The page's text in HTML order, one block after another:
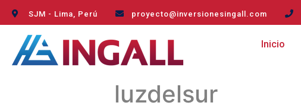
SJM - Lima, Perú proyecto@inversionesingall.com
Inicio
luzdelsur